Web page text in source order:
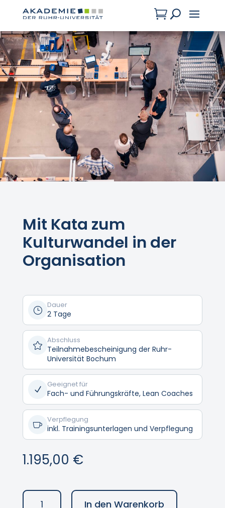
U

Mit Kata zum
Kulturwandel in der
Organisation
}
Dauer
2 Tage

Abschluss
Teilnahmebescheinigung der Ruhr-
Universität Bochum
N
Geeignet für
Fach- und Führungskräfte, Lean Coaches

Verpflegung
inkl. Trainingsunterlagen und Verpflegung
1.195,00 €
Mit
In den Warenkorb